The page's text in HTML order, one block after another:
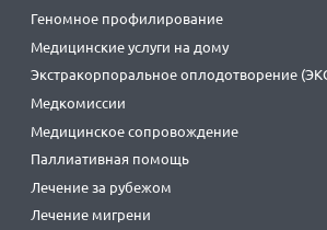
Геномное профилирование
Медицинские услуги на дому
Экстракорпоральное оплодотворение
Медкомиссии
Медицинское сопровождение
Паллиативная помощь
Лечение за рубежом
Лечение мигрени